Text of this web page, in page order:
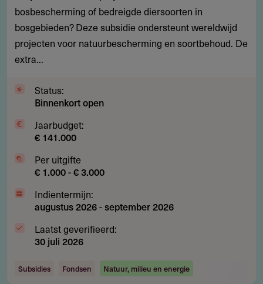
oor
natuurbescherming
en
soortbehoud
bossen
bosbescherming of bedreigde diersoorten in
bosgebieden? Deze subsidie ondersteunt wereldwijd
projecten voor natuurbescherming en soortbehoud. De
extra...
Status:
Binnenkort open
Jaarbudget:
€ 141.000
Per uitgifte
€ 1.000 - € 3.000
Indientermijn:
augustus 2026-september 2026
Laatst geverifieerd:
30 juli 2026
Subsidies Fondsen Natuur, milieu en energie